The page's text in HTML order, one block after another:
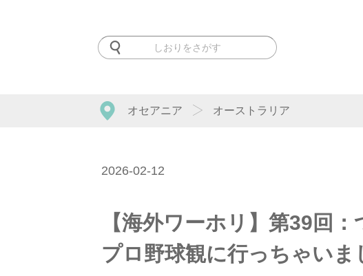
オセアニア オーストラリア
2026-02-12
【海外ワーホリ】第39回
プロ野球観に行っちゃいま